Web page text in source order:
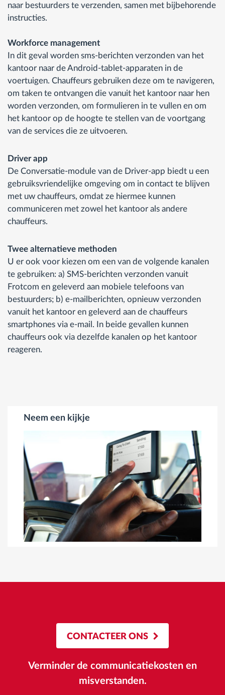
naar bestuurders te verzenden, samen met bijbehorende
instructies.
Workforce management
In dit geval worden sms-berichten verzonden van het
kantoor naar de Android-tablet-apparaten in de
voertuigen. Chauffeurs gebruiken deze om te navigeren,
om taken te ontvangen die vanuit het kantoor naar hen
worden verzonden, om formulieren in te vullen en om
het kantoor op de hoogte te stellen van de voortgang
van de services die ze uitvoeren.
Driver app
De Conversatie-module van de Driver-app biedt u een
gebruiksvriendelijke omgeving om in contact te blijven
met uw chauffeurs, omdat ze hiermee kunnen
communiceren met zowel het kantoor als andere
chauffeurs.
Twee alternatieve methoden
U er ook voor kiezen om een van de volgende kanalen
te gebruiken: a) SMS-berichten verzonden vanuit
Frotcom en geleverd aan mobiele telefoons van
bestuurders; b) e-mailberichten, opnieuw verzonden
vanuit het kantoor en geleverd aan de chauffeurs
smartphones via e-mail. In beide gevallen kunnen
chauffeurs ook via dezelfde kanalen op het kantoor
reageren.
Neem een kijkje
CONTACTEER ONS
Verminder de communicatiekosten en
misverstanden.